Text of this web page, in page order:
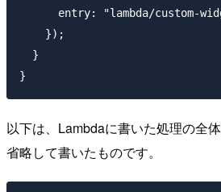
entry: "lambda/custom-
    });
  }
以下は、Lambdaに書いた処理の全
省略して書いたものです。